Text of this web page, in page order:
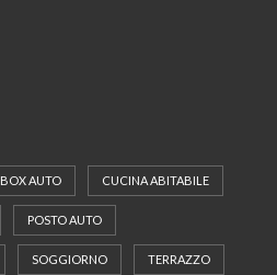
BOX AUTO CUCINA ABITABILE
POSTO AUTO
SOGGIORNO TERRAZZO